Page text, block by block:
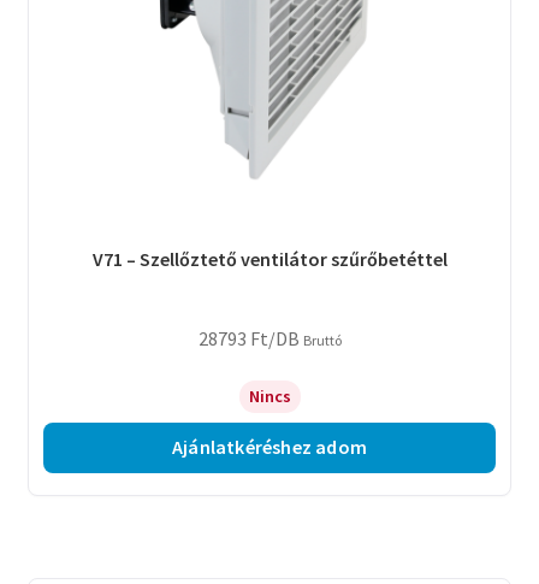
V71 – Szellőztető ventilátor szűrőbetéttel
28793 Ft/DB Bruttó
Nincs
Ajánlatkéréshez adom